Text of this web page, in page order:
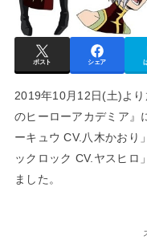
ポスト シェア
2019年10月12日(土)よ
のヒーローアカデミア』
ーキュウ CV.八木かおり
ックロック CV.ヤスヒロ
ました。